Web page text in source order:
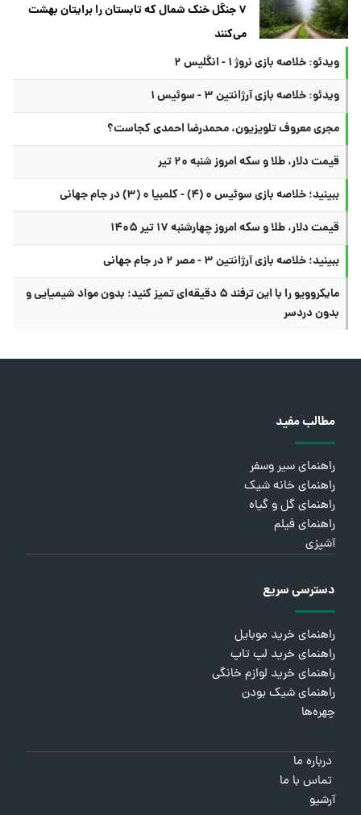
۷ جنگل خنک شمال که تابستان را برایتان بهشت
می‌کنند
ویدئو: خلاصه بازی نروژ ۱ - انگلیس ۲
ویدئو: خلاصه بازی آرژانتین ۳ - سوئیس ۱
مجری معروف تلویزیون، محمدرضا احمدی کجاست؟
قیمت دلار، طلا و سکه امروز شنبه ۲۰ تیر
ببینید؛ خلاصه بازی سوئیس ۰ (۴) - کلمبیا ۰ (۳) در جام جهانی
قیمت دلار، طلا و سکه امروز چهارشنبه ۱۷ تیر ۱۴۰۵
ببینید؛ خلاصه بازی آرژانتین ۳ - مصر ۲ در جام جهانی
مایکروویو را با این ترفند ۵ دقیقه‌ای تمیز کنید؛ بدون مواد شیمیایی و
بدون دردسر
مطالب مفید
راهنمای سیر وسفر
راهنمای خانه شیک
راهنمای گل و گیاه
راهنمای فیلم
آشپزی
دسترسی سریع
راهنمای خرید موبایل
راهنمای خرید لپ تاپ
راهنمای خرید لوازم خانگی
راهنمای شیک بودن
چهره‌ها
درباره ما
تماس با ما
آرشیو